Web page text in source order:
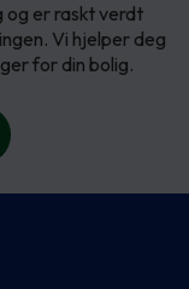
og er raskt verdt
Vi hjelper deg
for din bolig.